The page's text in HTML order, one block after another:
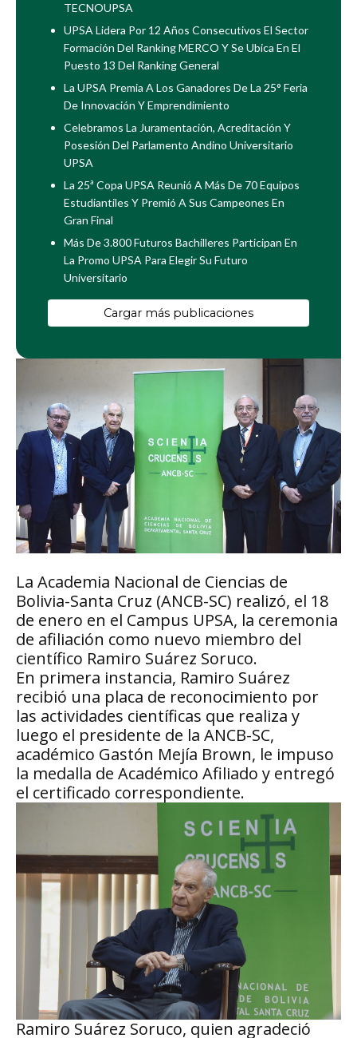
La Academia Nacional de Ciencias de
Bolivia-Santa Cruz (ANCB-SC) realizó, el 18
de enero en el Campus UPSA, la ceremonia
de afiliación como nuevo miembro del
científico Ramiro Suárez Soruco.
En primera instancia, Ramiro Suárez
recibió una placa de reconocimiento por
las actividades científicas que realiza y
luego el presidente de la ANCB-SC,
académico Gastón Mejía Brown, le impuso
la medalla de Académico Afiliado y entregó
el certificado correspondiente.
Ramiro Suárez Soruco, quien agradeció
TECNOUPSA
UPSA Lidera Por 12 Años Consecutivos El Sector
Formación Del Ranking MERCO Y Se Ubica En El
Puesto 13 Del Ranking General
La UPSA Premia A Los Ganadores De La 25° Feria
De Innovación Y Emprendimiento
Celebramos La Juramentación, Acreditación Y
Posesión Del Parlamento Andino Universitario
UPSA
La 25ª Copa UPSA Reunió A Más De 70 Equipos
Estudiantiles Y Premió A Sus Campeones En
Gran Final
Más De 3.800 Futuros Bachilleres Participan En
La Promo UPSA Para Elegir Su Futuro
Universitario
Cargar más publicaciones